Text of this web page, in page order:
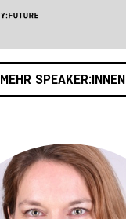
MEHR SPEAKER:INNEN